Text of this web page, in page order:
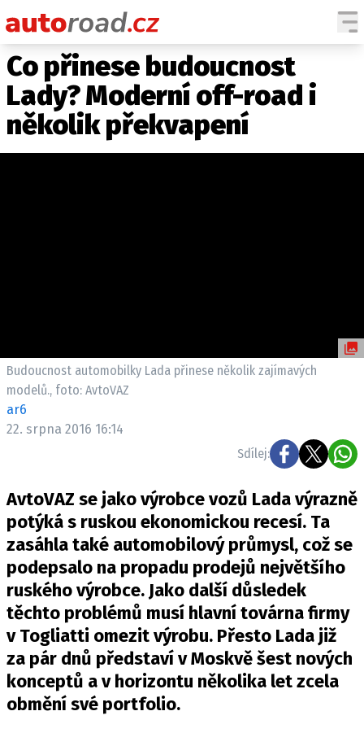
AUTA
TESTY AUT
NOVINKY
ELEKTRO
TESTY ELEKTROMOBILŮ
TRH S ELEKTROMOBILY
RALLY
OSTATNÍ
TISKOVKY
ROZHOVORY
DAKAR
Z DOMOVA
ZE SVĚTA
MOTORSPORT
Co přinese budoucnost
Lady? Moderní off-road i
několik překvapení
Budoucnost automobilky Lada přinese několik zajímavých
modelů., foto: AvtoVAZ
ar6
22. srpna 2016 16:14
Sdílej:
AvtoVAZ se jako výrobce vozů Lada výrazně
potýká s ruskou ekonomickou recesí. Ta
zasáhla také automobilový průmysl, což se
podepsalo na propadu prodejů největšího
ruského výrobce. Jako další důsledek
těchto problémů musí hlavní továrna firmy
v Togliatti omezit výrobu. Přesto Lada již
za pár dnů představí v Moskvě šest nových
konceptů a v horizontu několika let zcela
obmění své portfolio.